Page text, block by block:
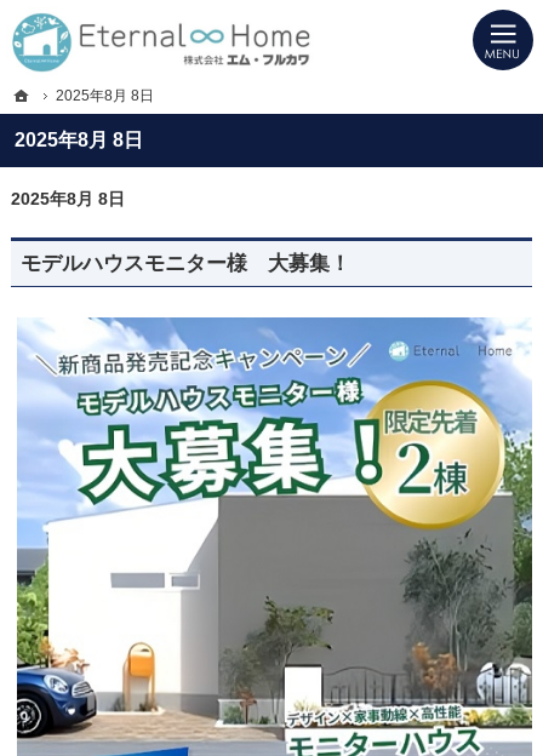
2025年8月 8日
プロの目線からご提案。岐阜県海津市・西濃地域の注文住宅・新築戸建てを手が
岐阜県海津市・西濃地域の新築・注文住宅・新築戸建てを手がける工務店ならエ
2025年8月 8日
モデルハウスモニター様 大募集！
ホーム
2025年8月 8日